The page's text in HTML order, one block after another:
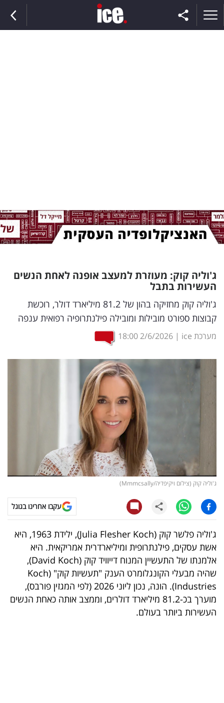
וצרכנות
נדל"ן
וטק
שיווק
ופרסום
משפט
מדדים
דעות
עסקית
קריפטו
טלוויזיה
עסקי
ספורט
קריירה
ולימודים
מינויים
ג'וליה קוק: מעוזרת למעצב אופנה לאחת הנשים
העשירות בתבל
ג'וליה קוק מחזיקה בהון של 81.2 מיליארד דולר, רוכשת
קבוצות ספורט מובילות ומובילה פילנתרופיה רפואית ענפה
מערכת ice |
2/6/2026
18:00
ג'וליה קוק (צילום ויקיפדיה/Mmmcsally)
עקבו אחרינו בגוגל
ג'וליה פלשר קוק (Julia Flesher Koch), ילידת 1963, היא
אשת עסקים, פילנתרופית ומיליארדרית אמריקאית. היא
אלמנתו של התעשיין המנוח דייוויד קוק (David Koch),
שהיה מבעלי הקונגלומרט הענק "תעשיות קוק" (Koch
Industries). הונה, נכון ליוני 2026 (לפי המגזין פורבס),
מוערך בכ-81.2 מיליארד דולרים, וממצב אותה כאחת הנשים
העשירות ביותר בעולם.